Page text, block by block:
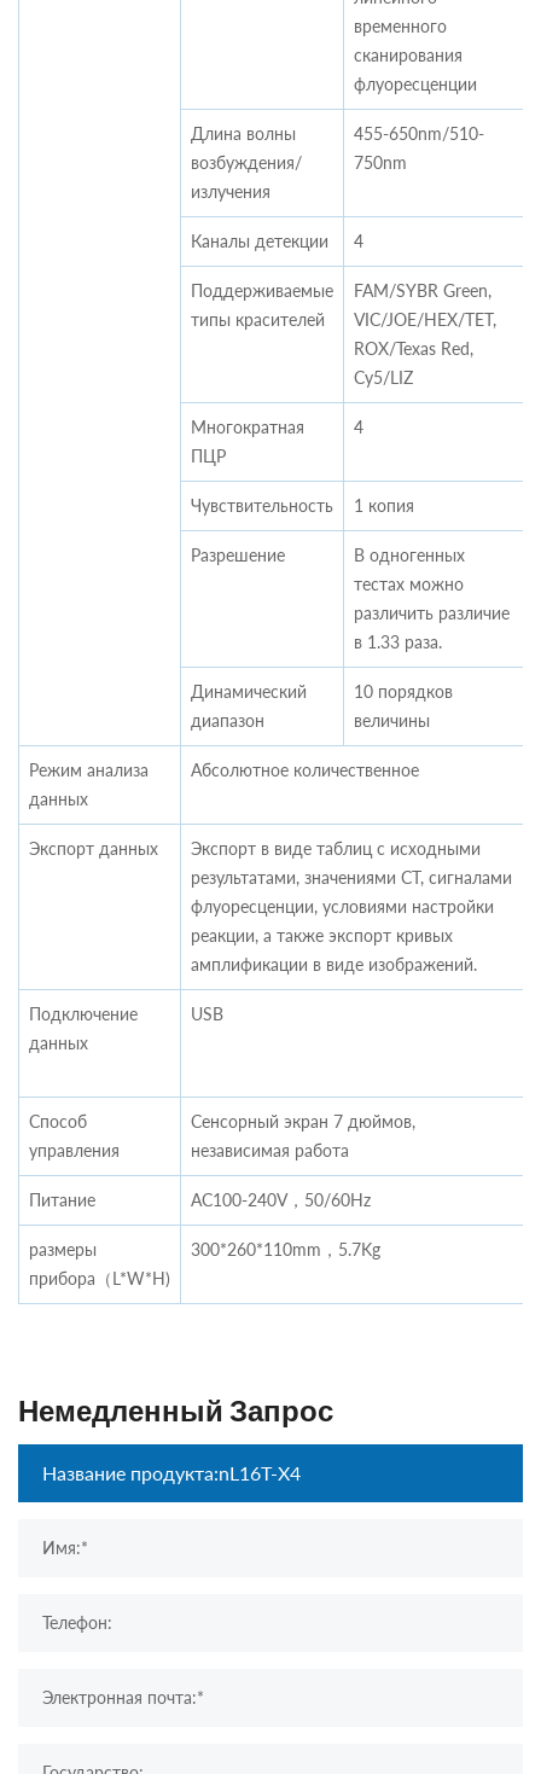
временного
сканирования
флуоресценции
Длина волны
возбуждения/
излучения
455-650nm/510-
750nm
Каналы детекции 4
Поддерживаемые
типы красителей
FAM/SYBR Green,
VIC/JOE/HEX/TET,
ROX/Texas Red,
Cy5/LIZ
Многократная
ПЦР
4
Чувствительность 1 копия
Разрешение
В одногенных
тестах можно
различить различие
в 1.33 раза.
Динамический
диапазон
10 порядков
величины
Режим анализа
данных
Абсолютное количественное
Экспорт данных
Экспорт в виде таблиц с исходными
результатами, значениями CT, сигналами
флуоресценции, условиями настройки
реакции, а также экспорт кривых
амплификации в виде изображений.
Подключение
данных
USB
Способ
управления
Сенсорный экран 7 дюймов,
независимая работа
Питание AC100-240V，50/60Hz
размеры
прибора（L*W*H)
300*260*110mm，5.7Kg
Немедленный Запрос